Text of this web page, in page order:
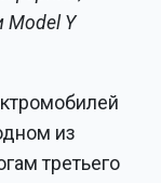
Model Y
из
третьего